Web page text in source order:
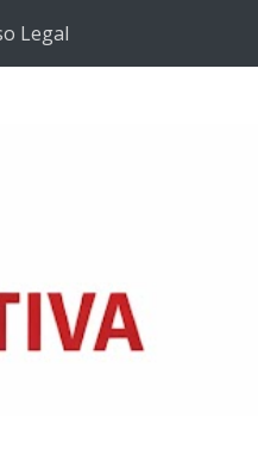
Legal